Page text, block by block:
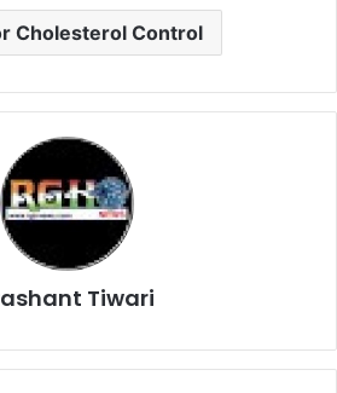
Cholesterol Control
Tiwari